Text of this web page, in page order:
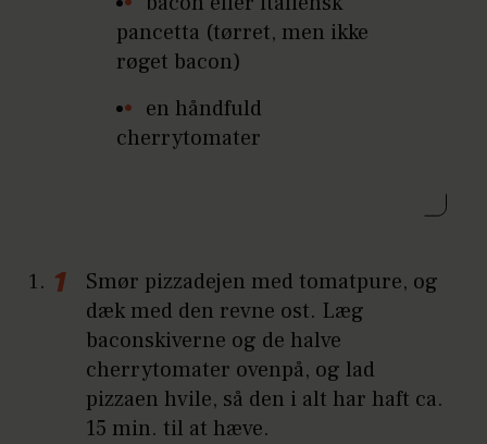
pancetta (tørret, men ikke
røget bacon)
en håndfuld
cherrytomater
Smør pizzadejen med tomatpure, og
dæk med den revne ost. Læg
baconskiverne og de halve
cherrytomater ovenpå, og lad
pizzaen hvile, så den i alt har haft ca.
15 min. til at hæve.